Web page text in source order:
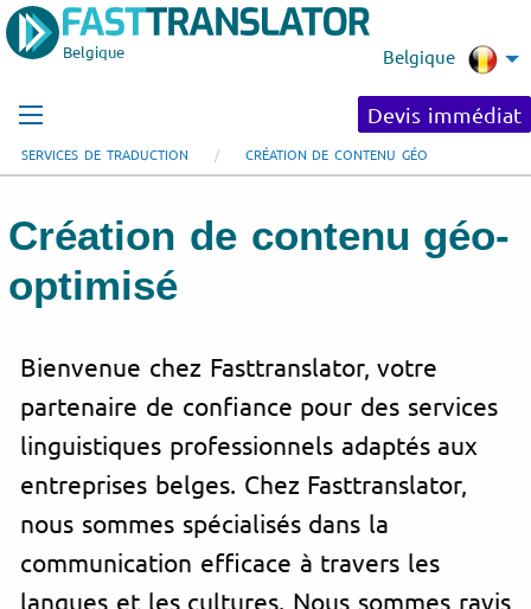
Belgique Belgique
Devis immédiat
SERVICES DE TRADUCTION CRÉATION DE CONTENU GÉO
Création de contenu géo-
optimisé
Bienvenue chez Fasttranslator, votre
partenaire de confiance pour des services
linguistiques professionnels adaptés aux
entreprises belges. Chez Fasttranslator,
nous sommes spécialisés dans la
communication efficace à travers les
langues et les cultures. Nous sommes ravis